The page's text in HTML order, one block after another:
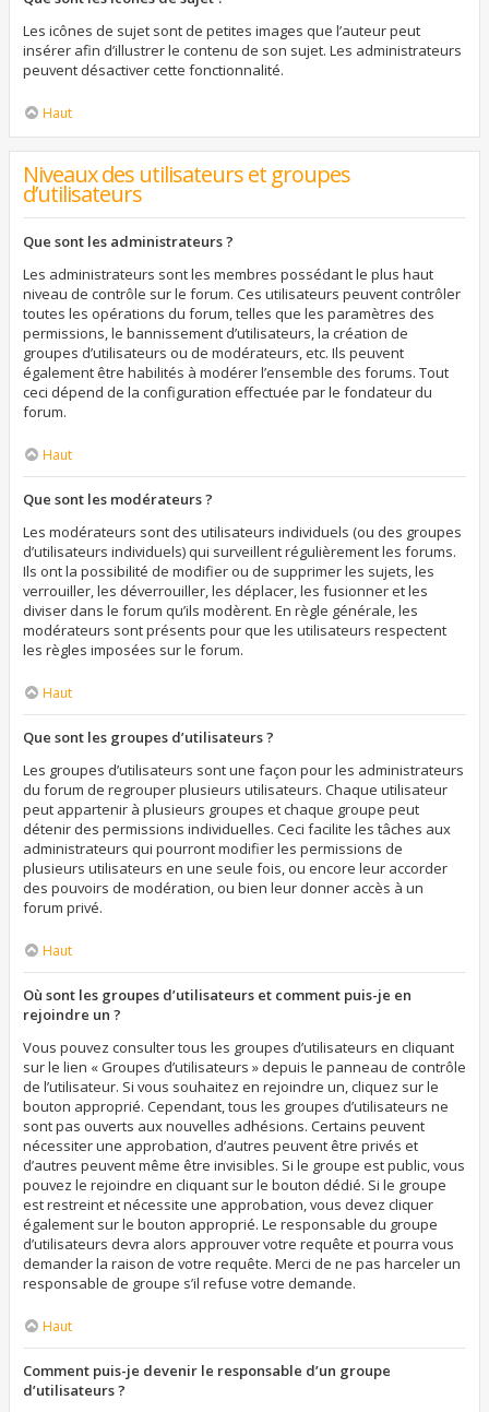
Les icônes de sujet sont de petites images que l’auteur peut
insérer afin d’illustrer le contenu de son sujet. Les administrateurs
peuvent désactiver cette fonctionnalité.
Haut
Niveaux des utilisateurs et groupes
d’utilisateurs
Que sont les administrateurs ?
Les administrateurs sont les membres possédant le plus haut
niveau de contrôle sur le forum. Ces utilisateurs peuvent contrôler
toutes les opérations du forum, telles que les paramètres des
permissions, le bannissement d’utilisateurs, la création de
groupes d’utilisateurs ou de modérateurs, etc. Ils peuvent
également être habilités à modérer l’ensemble des forums. Tout
ceci dépend de la configuration effectuée par le fondateur du
forum.
Haut
Que sont les modérateurs ?
Les modérateurs sont des utilisateurs individuels (ou des groupes
d’utilisateurs individuels) qui surveillent régulièrement les forums.
Ils ont la possibilité de modifier ou de supprimer les sujets, les
verrouiller, les déverrouiller, les déplacer, les fusionner et les
diviser dans le forum qu’ils modèrent. En règle générale, les
modérateurs sont présents pour que les utilisateurs respectent
les règles imposées sur le forum.
Haut
Que sont les groupes d’utilisateurs ?
Les groupes d’utilisateurs sont une façon pour les administrateurs
du forum de regrouper plusieurs utilisateurs. Chaque utilisateur
peut appartenir à plusieurs groupes et chaque groupe peut
détenir des permissions individuelles. Ceci facilite les tâches aux
administrateurs qui pourront modifier les permissions de
plusieurs utilisateurs en une seule fois, ou encore leur accorder
des pouvoirs de modération, ou bien leur donner accès à un
forum privé.
Haut
Où sont les groupes d’utilisateurs et comment puis-je en
rejoindre un ?
Vous pouvez consulter tous les groupes d’utilisateurs en cliquant
sur le lien « Groupes d’utilisateurs » depuis le panneau de contrôle
de l’utilisateur. Si vous souhaitez en rejoindre un, cliquez sur le
bouton approprié. Cependant, tous les groupes d’utilisateurs ne
sont pas ouverts aux nouvelles adhésions. Certains peuvent
nécessiter une approbation, d’autres peuvent être privés et
d’autres peuvent même être invisibles. Si le groupe est public, vous
pouvez le rejoindre en cliquant sur le bouton dédié. Si le groupe
est restreint et nécessite une approbation, vous devez cliquer
également sur le bouton approprié. Le responsable du groupe
d’utilisateurs devra alors approuver votre requête et pourra vous
demander la raison de votre requête. Merci de ne pas harceler un
responsable de groupe s’il refuse votre demande.
Haut
Comment puis-je devenir le responsable d’un groupe
d’utilisateurs ?